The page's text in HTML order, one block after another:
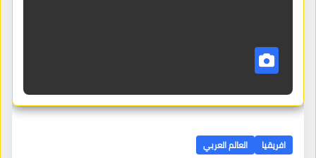
افريقيا العالم العربي